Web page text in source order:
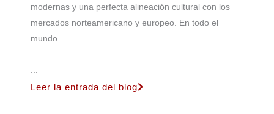
modernas y una perfecta alineación cultural con los
mercados norteamericano y europeo. En todo el
mundo
Leer la entrada del blog